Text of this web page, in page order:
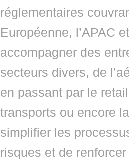
réglementaires
Européenne, l’APAC
accompagner des
secteurs divers, de
en passant par le
transports ou encore
simplifier les
risques et de